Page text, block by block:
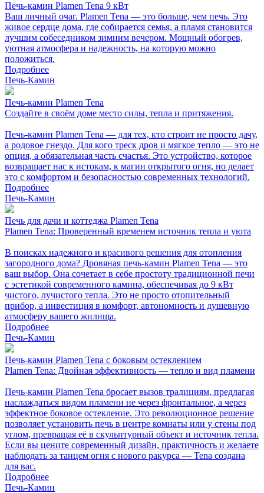
Печь-камин Plamen Tena 9 кВт
Ваш личный очаг. Plamen Tena — это больше, чем печь. Это
живое сердце дома, где собирается семья, а пламя становится
лучшим собеседником зимним вечером. Мощный обогрев,
уютная атмосфера и надежность, на которую можно
положиться.
Подробнее
Печь-Камин
Печь-камин Plamen Tena
Создайте в своём доме место силы, тепла и притяжения.
Печь-камин Plamen Tena — для тех, кто строит не просто дачу,
а родовое гнездо. Для кого треск дров и мягкое тепло — это не
опция, а обязательная часть счастья. Это устройство, которое
возвращает нас к истокам, к магии открытого огня, но делает
это с комфортом и безопасностью современных технологий.
Подробнее
Печь-Камин
Печь для дачи и коттеджа Plamen Tena
Plamen Tena: Проверенный временем источник тепла и уюта
В поисках надежного и красивого решения для отопления
загородного дома? Дровяная печь-камин Plamen Tena — это
ваш выбор. Она сочетает в себе простоту традиционной печи
с эстетикой современного камина, обеспечивая до 9 кВт
чистого, лучистого тепла. Это не просто отопительный
прибор, а инвестиция в комфорт, автономность и душевную
атмосферу вашего жилища.
Подробнее
Печь-Камин
Печь-камин Plamen Tena с боковым остеклением
Plamen Tena: Двойная эффективность — тепло и вид пламени
Печь-камин Plamen Tena бросает вызов традициям, предлагая
наслаждаться видом пламени не через фронтальное, а через
эффектное боковое остекление. Это революционное решение
позволяет установить печь в центре комнаты или у стены под
углом, превращая её в скульптурный объект и источник тепла.
Если вы цените современный дизайн, практичность и желаете
наблюдать за танцем огня с нового ракурса — Tena создана
для вас.
Подробнее
Печь-Камин